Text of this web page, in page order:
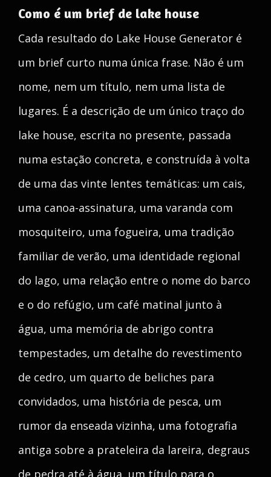
Como é um brief de lake house
Cada resultado do Lake House Generator é
um brief curto numa única frase. Não é um
nome, nem um título, nem uma lista de
lugares. É a descrição de um único traço do
lake house, escrita no presente, passada
numa estação concreta, e construída à volta
de uma das vinte lentes temáticas: um cais,
uma canoa-assinatura, uma varanda com
mosquiteiro, uma fogueira, uma tradição
familiar de verão, uma identidade regional
do lago, uma relação entre o nome do barco
e o do refúgio, um café matinal junto à
água, uma memória de abrigo contra
tempestades, um detalhe do revestimento
de cedro, um quarto de beliches para
convidados, uma história de pesca, um
rumor da enseada vizinha, uma fotografia
antiga sobre a prateleira da lareira, degraus
de pedra até à água, um título para o